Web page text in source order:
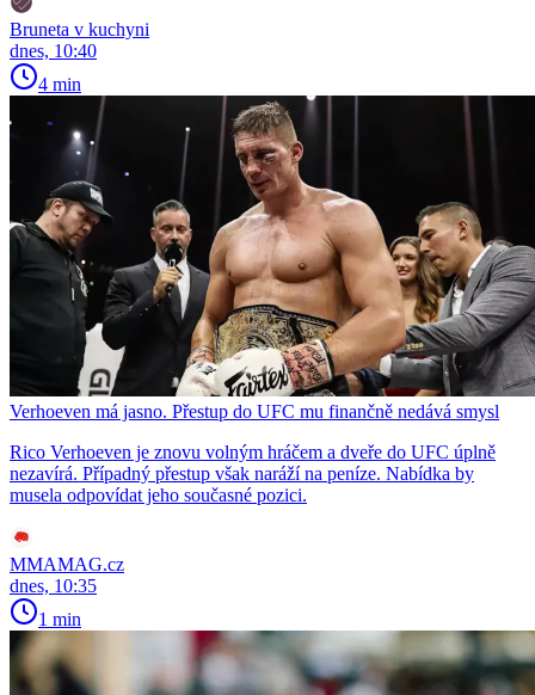
Bruneta v kuchyni
dnes, 10:40
4 min
Verhoeven má jasno. Přestup do UFC mu finančně nedává smysl
Rico Verhoeven je znovu volným hráčem a dveře do UFC úplně
nezavírá. Případný přestup však naráží na peníze. Nabídka by
musela odpovídat jeho současné pozici.
MMAMAG.cz
dnes, 10:35
1 min